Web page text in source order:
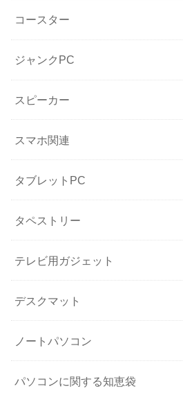
コースター
ジャンクPC
スピーカー
スマホ関連
タブレットPC
タペストリー
テレビ用ガジェット
デスクマット
ノートパソコン
パソコンに関する知恵袋